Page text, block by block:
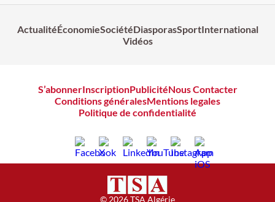
ActualitéÉconomieSociétéDiasporasSportInternational
Vidéos
S’abonnerInscriptionPublicitéNous Contacter
Conditions généralesMentions legales
Politique de confidentialité
© 2026 TSA Algérie